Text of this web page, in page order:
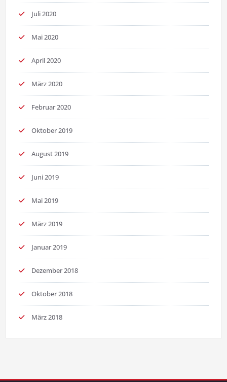
Juli 2020
Mai 2020
April 2020
März 2020
Februar 2020
Oktober 2019
August 2019
Juni 2019
Mai 2019
März 2019
Januar 2019
Dezember 2018
Oktober 2018
März 2018